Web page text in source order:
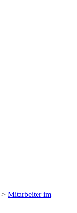
> Mitarbeiter im